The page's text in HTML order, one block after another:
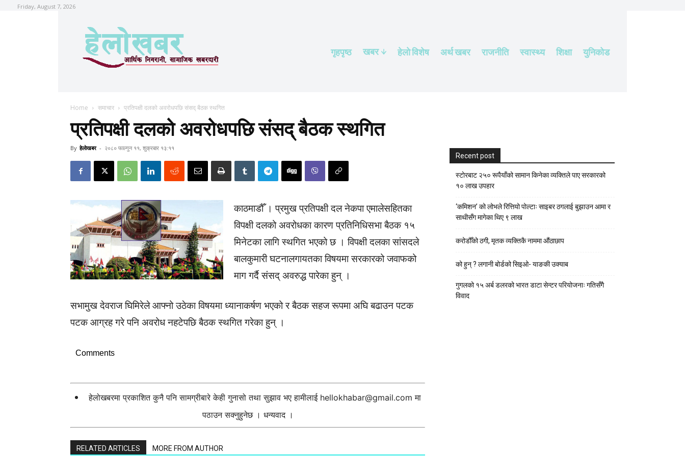
Friday, August 7, 2026
गृहपृष्ठ खबर हेलाे विशेष अर्थ खबर राजनीति स्वास्थ्य शिक्षा युनिकोड
Home समाचार प्रतिपक्षी दलको अवरोधपछि संसद् बैठक स्थगित
प्रतिपक्षी दलको अवरोधपछि संसद् बैठक स्थगित
By हेलाेखबर - २०८० फाल्गुन ११, शुक्रबार १३:११
काठमाडौँ । प्रमुख प्रतिपक्षी दल नेकपा एमालेसहितका
विपक्षी दलको अवरोधका कारण प्रतिनिधिसभा बैठक १५
मिनेटका लागि स्थगित भएको छ । विपक्षी दलका सांसदले
बालकुमारी घटनालगायतका विषयमा सरकारको जवाफको
माग गर्दै संसद् अवरुद्ध पारेका हुन् ।
सभामुख देवराज घिमिरेले आफ्नो उठेका विषयमा ध्यानाकर्षण भएको र बैठक सहज रूपमा अघि बढाउन पटक
पटक आग्रह गरे पनि अवरोध नहटेपछि बैठक स्थगित गरेका हुन् ।
Comments
हेलोखबरमा प्रकाशित कुनै पनि सामग्रीबारे केही गुनासो तथा सुझाव भए हामीलाई hellokhabar@gmail.com मा
पठाउन सक्नुहुनेछ । धन्यवाद ।
RELATED ARTICLES MORE FROM AUTHOR
Recent post
स्टाेरबाट २५० रूपैयाँको सामान किनेका व्यक्तिले पाए सरकारको
१० लाख उपहार
‘कमिशन’ को लोभले रित्तियो पोल्टाः साइबर ठगलाई बुझाउन आमा र
साथीसँग मागेका थिए ९ लाख
करोडौँको ठगी, मृतक व्यक्तिकै नाममा औंठाछाप
को हुन् ? लगानी बोर्डको सिइओ- याङकी उक्याब
गुगलको १५ अर्ब डलरको भारत डाटा सेन्टर परियोजनाः गतिसँगै
विवाद